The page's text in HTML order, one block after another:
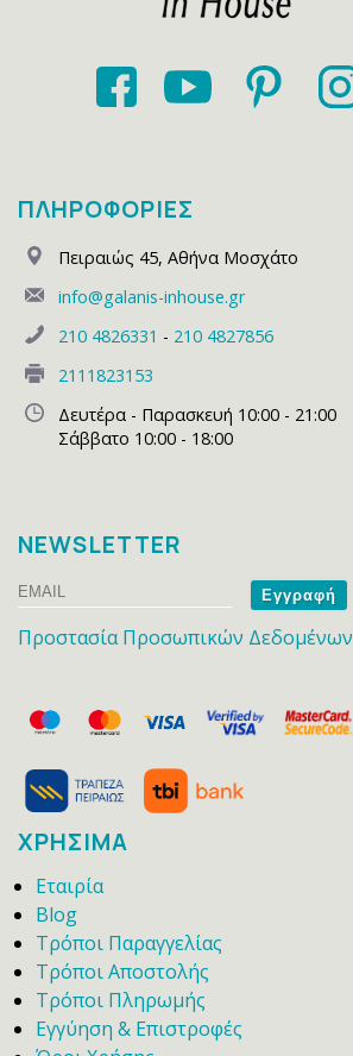
ΠΛΗΡΟΦΟΡΙΕΣ
Πειραιώς 45, Αθήνα Μοσχάτο
info@galanis-inhouse.gr
210 4826331 - 210 4827856
2111823153
Δευτέρα - Παρασκευή 10:00 - 21:00
Σάββατο 10:00 - 18:00
NEWSLETTER
Email
Name
Προστασία Προσωπικών Δεδομένων
ΧΡΗΣΙΜΑ
Εταιρία
Blog
Τρόποι Παραγγελίας
Τρόποι Αποστολής
Τρόποι Πληρωμής
Εγγύηση & Επιστροφές